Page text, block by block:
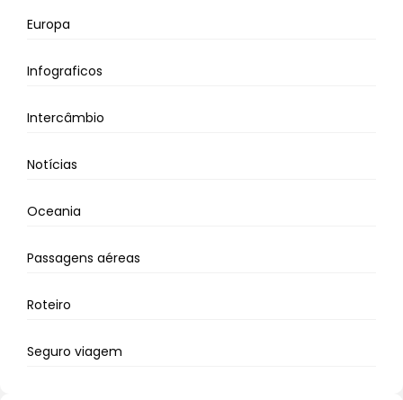
Europa
Infograficos
Intercâmbio
Notícias
Oceania
Passagens aéreas
Roteiro
Seguro viagem